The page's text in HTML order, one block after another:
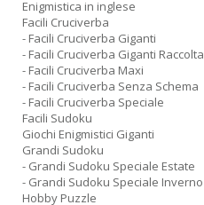
Enigmistica in inglese
Facili Cruciverba
- Facili Cruciverba Giganti
- Facili Cruciverba Giganti Raccolta
- Facili Cruciverba Maxi
- Facili Cruciverba Senza Schema
- Facili Cruciverba Speciale
Facili Sudoku
Giochi Enigmistici Giganti
Grandi Sudoku
- Grandi Sudoku Speciale Estate
- Grandi Sudoku Speciale Inverno
Hobby Puzzle